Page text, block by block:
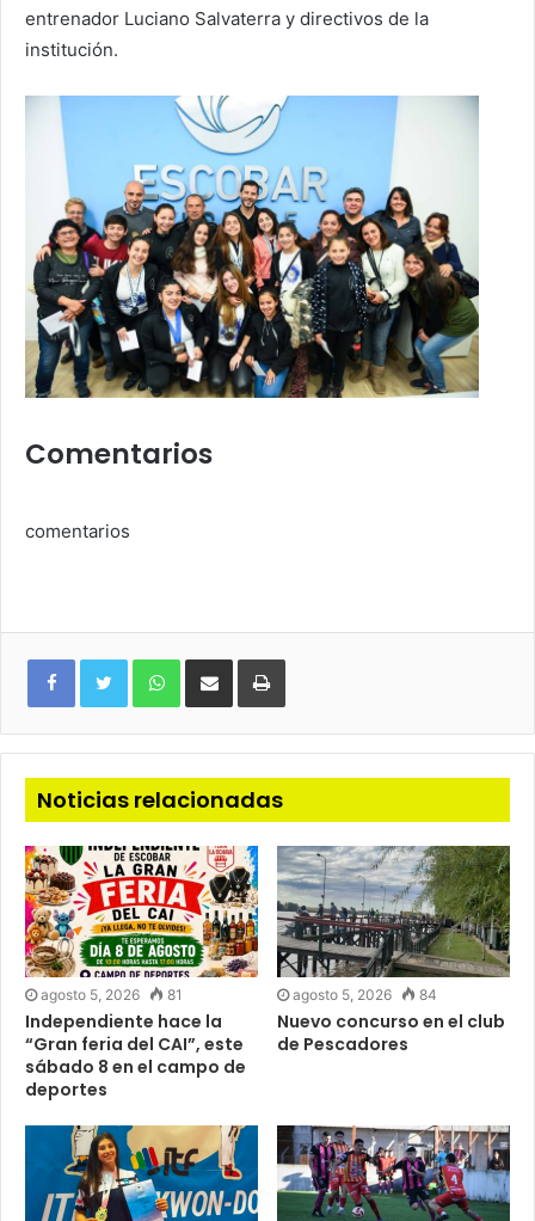
entrenador Luciano Salvaterra y directivos de la
institución.
Comentarios
comentarios
WhatsAppCompartir
mail
Imprimir
Noticias relacionadas
agosto 5, 2026 81
Independiente hace la
“Gran feria del CAI”, este
sábado 8 en el campo de
deportes
agosto 5, 2026 84
Nuevo concurso en el club
de Pescadores